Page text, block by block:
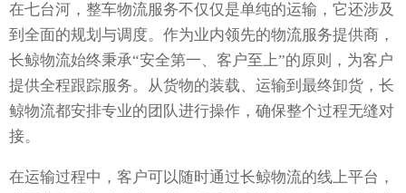
在七台河，整车物流服务不仅仅是单纯的运输，它还涉及
到全面的规划与调度。作为业内领先的物流服务提供商，
长鲸物流始终秉承“安全第一、客户至上”的原则，为客户
提供全程跟踪服务。从货物的装载、运输到最终卸货，长
鲸物流都安排专业的团队进行操作，确保整个过程无缝对
接。
在运输过程中，客户可以随时通过长鲸物流的线上平台，